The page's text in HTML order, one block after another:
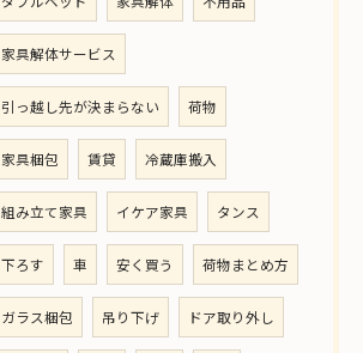
家具解体サービス
引っ越し先が決まらない 荷物
家具梱包 賃貸 冷蔵庫搬入
組み立て家具 イケア家具 タンス
下ろす 車 安く買う 荷物まとめ方
ガラス梱包 吊り下げ ドア取り外し